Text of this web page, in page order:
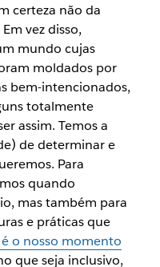
certeza não da
vez disso,
mundo cujas
moldados por
bem-intencionados,
totalmente
assim. Temos a
de determinar e
Para
quando
mas também para
e práticas que
o nosso momento
que seja inclusivo,